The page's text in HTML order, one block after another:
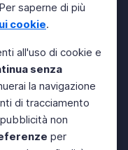
saperne di più
cookie.
all'uso di cookie e
senza
la navigazione
di tracciamento
non
per